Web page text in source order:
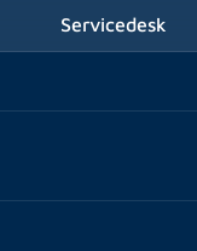
Servicedesk